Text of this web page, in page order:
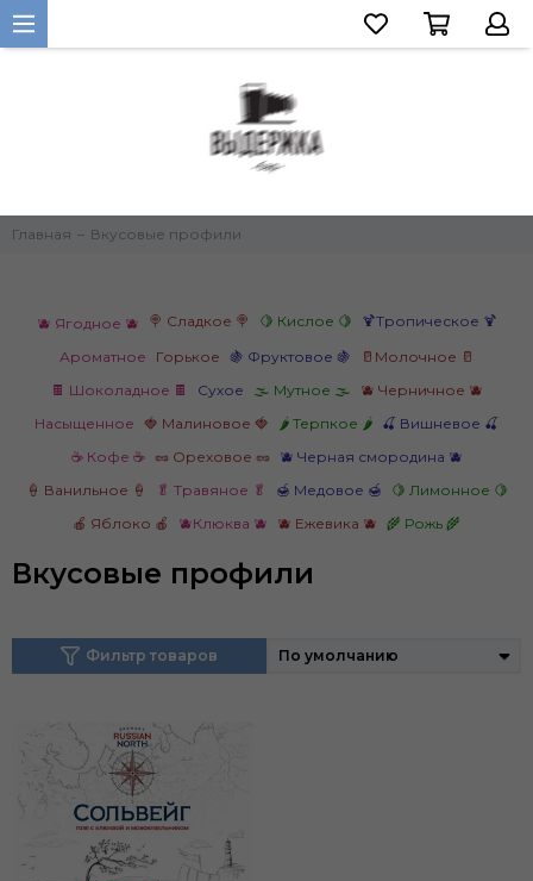
Главная Вкусовые профили
🫐 Ягодное 🫐 🍭 Сладкое 🍭 🍋 Кислое 🍋
🍹Тропическое 🍹
Ароматное
Горькое 🍇 Фруктовое 🍇
🥛Молочное 🥛
🍫 Шоколадное 🍫
Сухое 🌫️ Мутное 🌫️
🫐 Черничное 🫐
Насыщенное
🍓 Малиновое 🍓 🌶️ Терпкое 🌶️ 🍒 Вишневое 🍒
☕ Кофе ☕
🥜 Ореховое 🥜
🫐 Черная смородина 🫐
🍦 Ванильное 🍦
🥬 Травяное 🥬 🍯 Медовое 🍯
🍋 Лимонное 🍋
🍎 Яблоко 🍎
🫐Клюква 🫐 🫐 Ежевика 🫐 🌾 Рожь 🌾
Вкусовые профили
Фильтр товаров